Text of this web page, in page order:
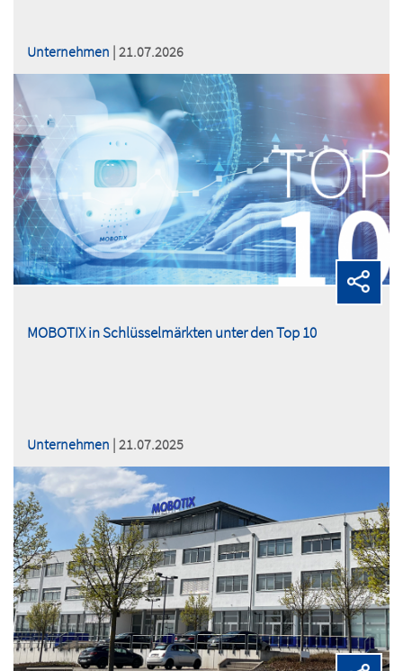
Unternehmen | 21.07.2026
MOBOTIX in Schlüsselmärkten unter den Top 10
Unternehmen | 21.07.2025